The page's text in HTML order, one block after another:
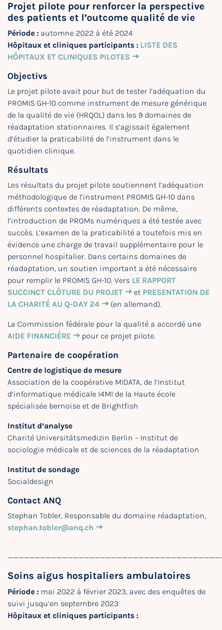
Projet pilote pour renforcer la perspective
des patients et l’outcome qualité de vie
Période : automne 2022 à été 2024
Hôpitaux et cliniques participants : LISTE DES
HÔPITAUX ET CLINIQUES PILOTES
Objectivs
Le projet pilote avait pour but de tester l’adéquation du
PROMIS GH-10 comme instrument de mesure générique
de la qualité de vie (HRQOL) dans les 9 domaines de
réadaptation stationnaires. Il s’agissait également
d’étudier la praticabilité de l’instrument dans le
quotidien clinique.
Résultats
Les résultats du projet pilote soutiennent l’adéquation
méthodologique de l’instrument PROMIS GH-10 dans
différents contextes de réadaptation. De même,
l’introduction de PROMs numériques a été testée avec
succès. L’examen de la praticabilité a toutefois mis en
évidence une charge de travail supplémentaire pour le
personnel hospitalier. Dans certains domaines de
réadaptation, un soutien important a été nécessaire
pour remplir le PROMIS GH-10. Vers LE RAPPORT
SUCCINCT CLÔTURE DU PROJET
et PRESENTATION DE
LA CHARITÉ AU Q-DAY 24
(en allemand).
La Commission fédérale pour la qualité a accordé une
AIDE FINANCIÈRE
pour ce projet pilote.
Partenaire de coopération
Centre de logistique de mesure
Association de la coopérative MIDATA, de l’Institut
d’informatique médicale I4MI de la Haute école
spécialisée bernoise et de Brightfish
Institut d‘analyse
Charité Universitätsmedizin Berlin – Institut de
sociologie médicale et de sciences de la réadaptation
Institut de sondage
Socialdesign
Contact ANQ
Stephan Tobler, Responsable du domaine réadaptation,
stephan.tobler@anq.ch
Soins aigus hospitaliers ambulatoires
Période : mai 2022 à février 2023, avec des enquêtes de
suivi jusqu’en septembre 2023
Hôpitaux et cliniques participants :